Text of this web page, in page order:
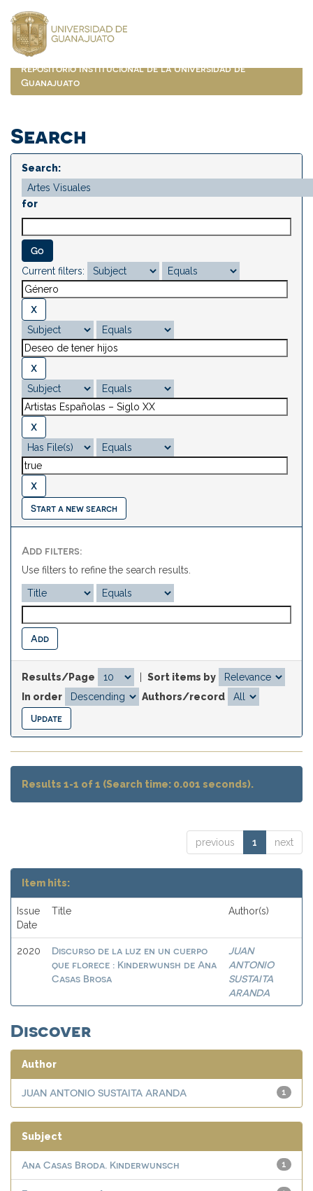
navigation
Repositorio Institucional de la Universidad de
Guanajuato
Search
Search:
for
Current filters:
Start a new search
Add filters:
Use filters to refine the search results.
Results/Page
Sort items by
In order
Authors/record
Results 1-1 of 1 (Search time: 0.001 seconds).
previous 1 next
Item hits:
Issue
Date
Title Author(s)
2020
Discurso de la luz en un cuerpo
que florece : Kinderwunsh de Ana
Casas Brosa
JUAN
ANTONIO
SUSTAITA
ARANDA
Discover
Author
1
JUAN ANTONIO SUSTAITA ARANDA
Subject
1
Ana Casas Broda. Kinderwunsch